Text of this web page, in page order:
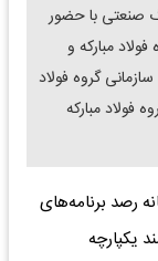
صنعتی با حضور
مبارکه و
گروه فولاد
فولاد مبارکه
رصد برنامه‌های
یکپارچه